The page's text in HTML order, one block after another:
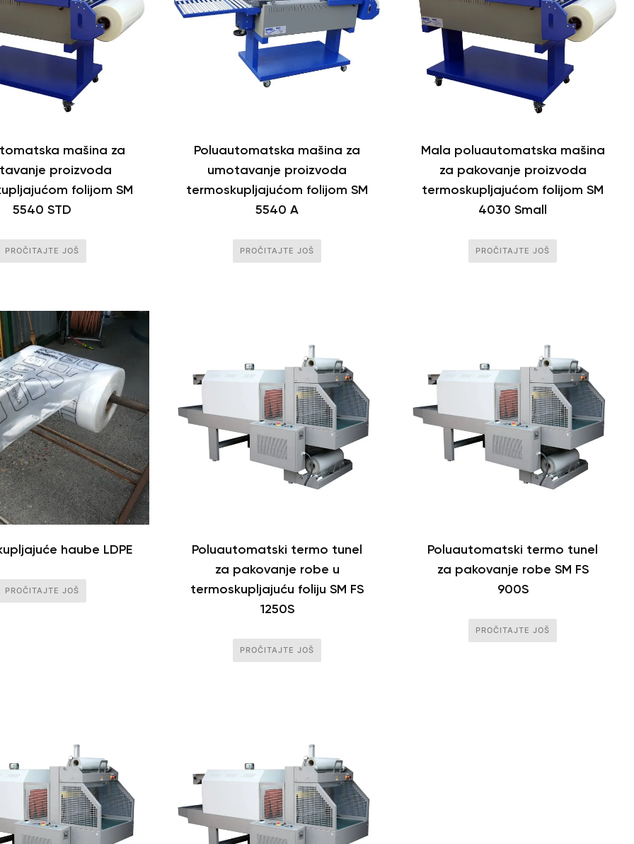
mašina za
proizvoda
folijom SM
5540 STD
PROČITAJTE JOŠ
Poluautomatska mašina za
umotavanje proizvoda
termoskupljajućom folijom SM
5540 A
PROČITAJTE JOŠ
Mala poluautomatska mašina
za pakovanje proizvoda
termoskupljajućom folijom SM
4030 Small
PROČITAJTE JOŠ
haube LDPE
PROČITAJTE JOŠ
Poluautomatski termo tunel
za pakovanje robe u
termoskupljajuću foliju SM FS
1250S
PROČITAJTE JOŠ
Poluautomatski termo tunel
za pakovanje robe SM FS
900S
PROČITAJTE JOŠ